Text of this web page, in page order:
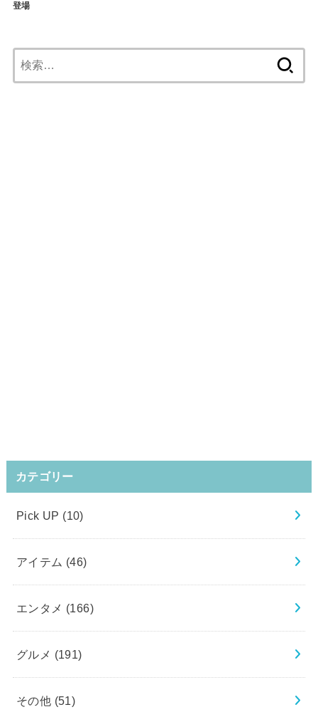
登場
索:
カテゴリー
Pick UP (10)
アイテム (46)
エンタメ (166)
グルメ (191)
その他 (51)